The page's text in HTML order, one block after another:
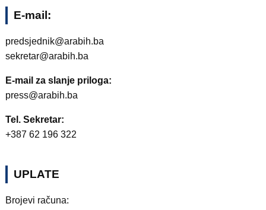
E-mail:
predsjednik@arabih.ba
sekretar@arabih.ba
E-mail za slanje priloga:
press@arabih.ba
Tel. Sekretar:
+387 62 196 322
UPLATE
Brojevi računa: